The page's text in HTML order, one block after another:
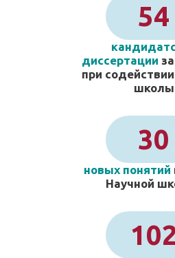
54
диссертации
при
школы
30
новых понятий
Научной